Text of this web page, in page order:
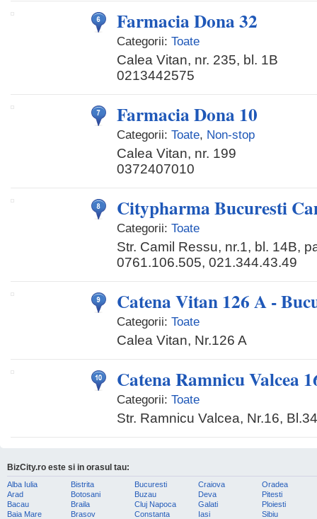
Farmacia Dona 32
Categorii: Toate
Calea Vitan, nr. 235, bl. 1B
0213442575
Farmacia Dona 10
Categorii: Toate, Non-stop
Calea Vitan, nr. 199
0372407010
Citypharma Bucuresti
Categorii: Toate
Str. Camil Ressu, nr.1, bl. 14B,
0761.106.505, 021.344.43.49
Catena Vitan 126 A -
Categorii: Toate
Calea Vitan, Nr.126 A
Catena Ramnicu Valcea
Categorii: Toate
Str. Ramnicu Valcea, Nr.16, Bl.34
BizCity.ro este si in orasul tau:
Alba Iulia
Arad
Bacau
Baia Mare
Bistrita
Botosani
Braila
Brasov
Bucuresti
Buzau
Cluj Napoca
Constanta
Craiova
Deva
Galati
Iasi
Oradea
Pitesti
Ploiesti
Sibiu